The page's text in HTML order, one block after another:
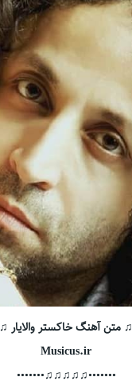
♫ متن آهنگ خاکستر والایار ♫
Musicus.ir
•••••••♫♫♫♫♫•••••••